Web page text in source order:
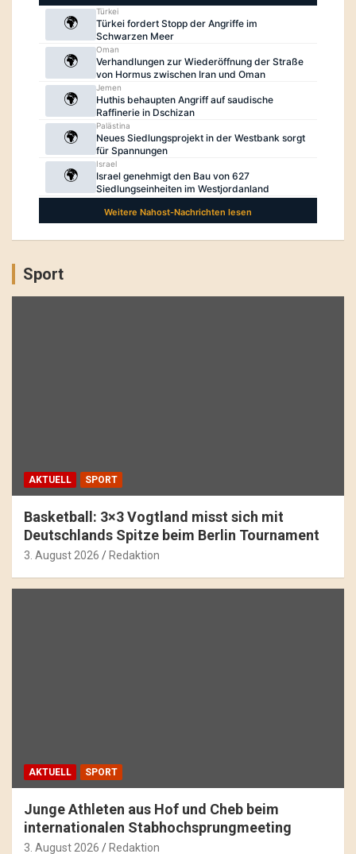
Sport
AKTUELL SPORT
Basketball: 3×3 Vogtland misst sich mit
Deutschlands Spitze beim Berlin Tournament
3. August 2026 Redaktion
AKTUELL SPORT
Junge Athleten aus Hof und Cheb beim
internationalen Stabhochsprungmeeting
3. August 2026 Redaktion